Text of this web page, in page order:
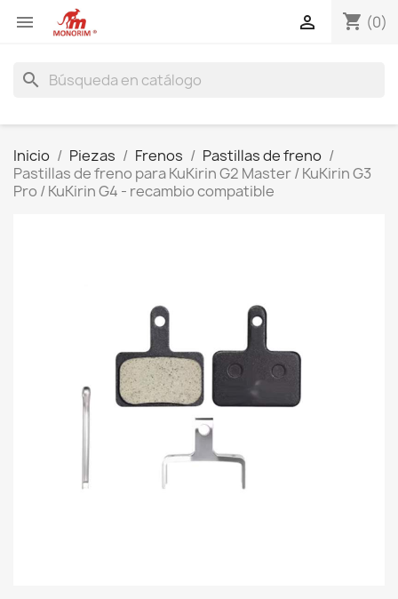
 shopping_cart (0)

search
Inicio Piezas Frenos
Pastillas de freno
Pastillas de freno para KuKirin G2 Master / KuKirin G3
Pro / KuKirin G4 - recambio compatible